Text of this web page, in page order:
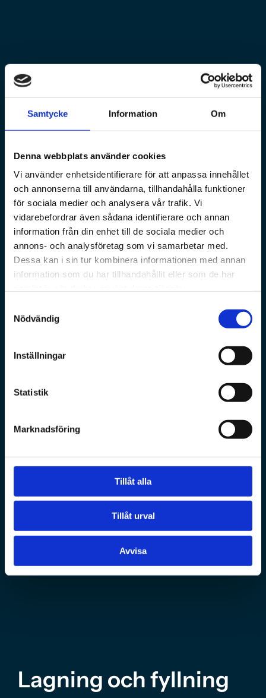
Samtycke Information Om
Denna webbplats använder cookies
Vi använder enhetsidentifierare för att anpassa innehållet
och annonserna till användarna, tillhandahålla funktioner
för sociala medier och analysera vår trafik. Vi
vidarebefordrar även sådana identifierare och annan
information från din enhet till de sociala medier och
annons- och analysföretag som vi samarbetar med.
Dessa kan i sin tur kombinera informationen med annan
information som du har tillhandahållit eller som de har
Nödvändig
Inställningar
Statistik
Marknadsföring
Tillåt alla
Tillåt urval
Avvisa
Lagning och fyllning